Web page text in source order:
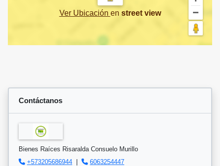
Ver Ubicación en street view
Contáctanos
Bienes Raíces Risaralda Consuelo Murillo
+573205686944 |
6063254447